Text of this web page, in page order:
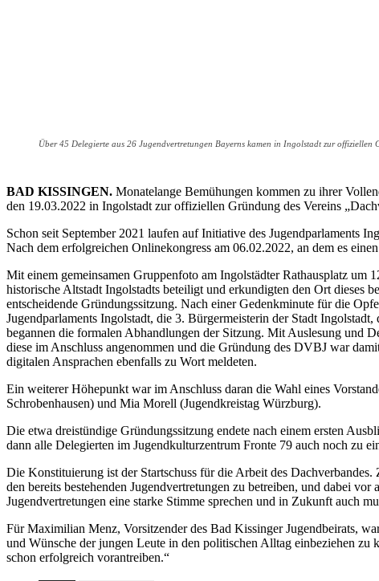
Über 45 Delegierte aus 26 Jugendvertretungen Bayerns kamen in Ingolstadt zur
BAD KISSINGEN. Monatelange Bemühungen kommen zu ihrer
den 19.03.2022 in Ingolstadt zur offiziellen Gründung des Vereins
Schon seit September 2021 laufen auf Initiative des Jugendparlaments
Nach dem erfolgreichen Onlinekongress am 06.02.2022, an dem es
Mit einem gemeinsamen Gruppenfoto am Ingolstädter Rathausplatz
historische Altstadt Ingolstadts beteiligt und erkundigten den Ort dieses
entscheidende Gründungssitzung. Nach einer Gedenkminute für die
Jugendparlaments Ingolstadt, die 3. Bürgermeisterin der Stadt
begannen die formalen Abhandlungen der Sitzung. Mit Auslesung und
diese im Anschluss angenommen und die Gründung des DVBJ war
digitalen Ansprachen ebenfalls zu Wort meldeten.
Ein weiterer Höhepunkt war im Anschluss daran die Wahl eines
Schrobenhausen) und Mia Morell (Jugendkreistag Würzburg).
Die etwa dreistündige Gründungssitzung endete nach einem ersten
dann alle Delegierten im Jugendkulturzentrum Fronte 79 auch noch zu
Die Konstituierung ist der Startschuss für die Arbeit des
den bereits bestehenden Jugendvertretungen zu betreiben, und dabei
Jugendvertretungen eine starke Stimme sprechen und in Zukunft auch
Für Maximilian Menz, Vorsitzender des Bad Kissinger Jugendbeirats,
und Wünsche der jungen Leute in den politischen Alltag einbeziehen zu
schon erfolgreich vorantreiben.“